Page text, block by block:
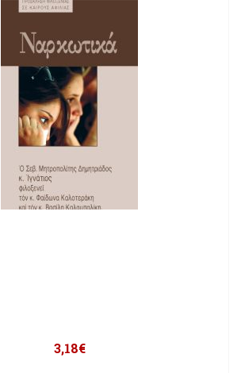
3,18€